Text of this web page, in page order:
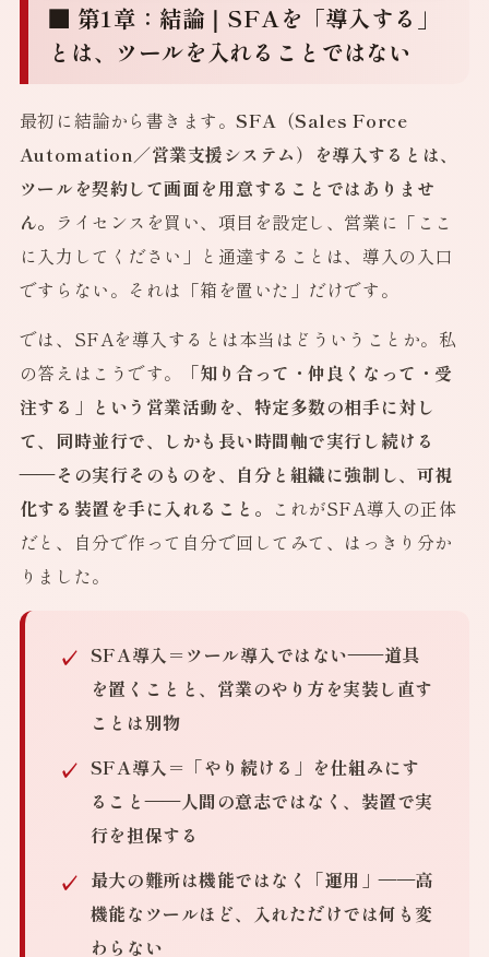
■ 第1章：結論｜SFAを「導入する」
とは、ツールを入れることではない
最初に結論から書きます。SFA（Sales Force
Automation／営業支援システム）を導入するとは、
ツールを契約して画面を用意することではありませ
ん。 ライセンスを買い、項目を設定し、営業に「ここ
に入力してください」と通達することは、導入の入口
ですらない。それは「箱を置いた」だけです。
では、SFAを導入するとは本当はどういうことか。私
の答えはこうです。
「知り合って・仲良くなって・受
注する」という営業活動を、特定多数の相手に対し
て、同時並行で、しかも長い時間軸で実行し続ける
——その実行そのものを、自分と組織に強制し、可視
化する装置を手に入れること。 これがSFA導入の正体
だと、自分で作って自分で回してみて、はっきり分か
りました。
SFA導入＝ツール導入ではない——道具
を置くことと、営業のやり方を実装し直す
ことは別物
SFA導入＝「やり続ける」を仕組みにす
ること——人間の意志ではなく、装置で実
行を担保する
最大の難所は機能ではなく「運用」——高
機能なツールほど、入れただけでは何も変
わらない